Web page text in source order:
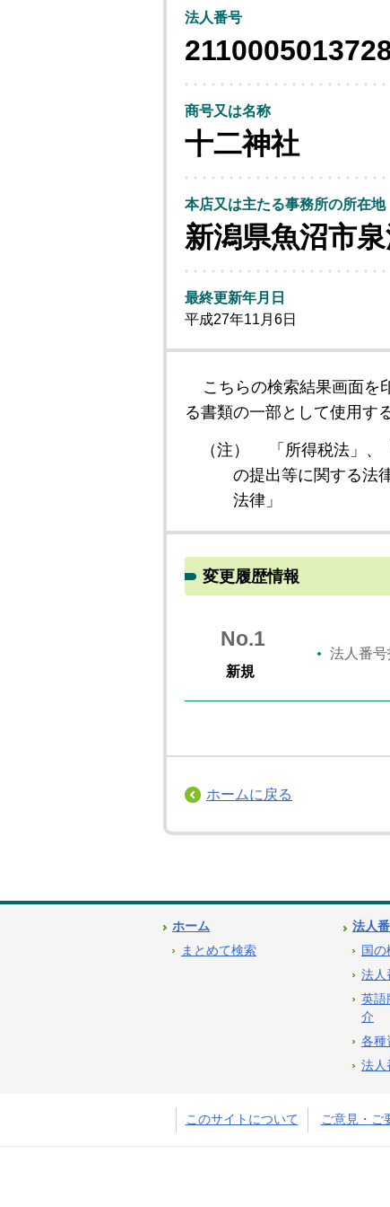
法人番号
商号又は名称
十二神社
本店又は主たる事務所の所在地
新潟県魚沼市
最終更新年月日
平成27年11月6日
こちらの検索結果画面を
る書類の一部として使用す
（注）
「所得税法」
の提出等に関する法
法律」
変更履歴情報
No.1
新規
法人番号
ホームに戻る
ホーム
まとめて検索
法人
国
法人
英語
介
各種
法人
このサイトについて ご意見・ご